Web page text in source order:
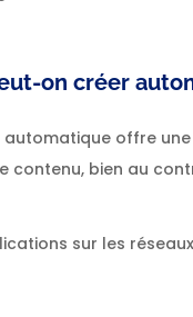
on créer
automatique offre
contenu, bien au
sur les